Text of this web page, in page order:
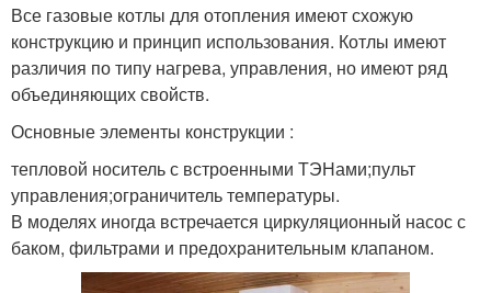
Все газовые котлы для отопления имеют схожую
конструкцию и принцип использования. Котлы имеют
различия по типу нагрева, управления, но имеют ряд
объединяющих свойств.
Основные элементы конструкции :
тепловой носитель с встроенными ТЭНами;пульт
управления;ограничитель температуры.
В моделях иногда встречается циркуляционный насос с
баком, фильтрами и предохранительным клапаном.